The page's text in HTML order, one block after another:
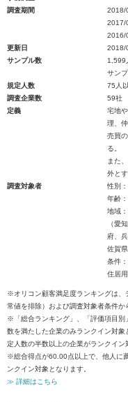
調査期間
2018/
2017/
2016/
更新日
2018/
サンプル数
1,599
サン
規定人数
75人
調査企業数
59社
定義
宅地
理、
売買
る。
また
外とす
調査対象者
性別
年齢
地域
（愛
府、
佐賀
条件
住居
※オリコン顧客満足度ランキングは、
常値を排除）および調査対象者条件か
※「総合ランキング」、「評価項目別
数を満たした企業のみランクイン対
定人数の半数以上の企業がランクイン
※総合得点が60.00点以上で、他人に
ンクイン対象となります。
≫ 詳細はこちら